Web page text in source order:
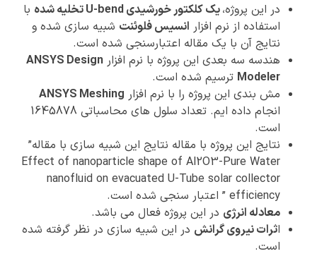
در این پروژه،یک کلکتور خورشیدی U-bend تخلیه شده
با
استفاده از نرم افزار انسیس فلوئنت شبیه سازی شده و
نتایج آن با یک مقاله اعتبارسنجی شده است.
هندسه سه بعدی این پروژه با نرم افزارANSYS Design
Modeler ترسیم شده است.
مش بندی این پروژه را با نرم افزار ANSYS Meshing
انجام داده ایم. تعداد سلول های محاسباتی1645878
است.
نتایج این پروژه با مقاله نتایج این شبیه سازی با مقاله”
Effect of nanoparticle shape of Al2O3-Pure Water
nanofluid on evacuated U-Tube solar collector
efficiency ” اعتبار سنجی شده است.
معادله انرژی در این پروژه فعال می باشد.
اثرات نیروی گرانش در این شبیه سازی در نظر گرفته شده
است.